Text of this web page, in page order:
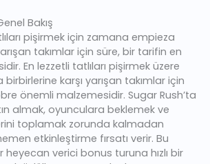
Bakış
pişirmek için zamana empieza
takımlar için süre, bir tarifin en
En lezzetli tatlıları pişirmek üzere
karşı yarışan takımlar için
önemli malzemesidir. Sugar Rush’ta
almak, oyunculara beklemek ve
toplamak zorunda kalmadan
etkinleştirme fırsatı verir. Bu
heyecan verici bonus turuna hızlı bir